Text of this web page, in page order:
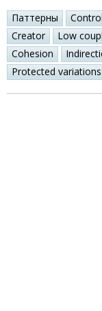
Паттерны
Creator
Low
Cohesion
Protected variations